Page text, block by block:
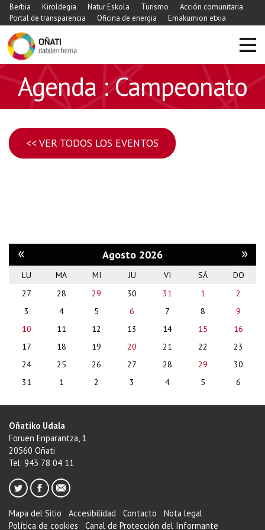
Berbia Kiroldegia Natur Eskola Turismo
Acción comunitaria
Portal de transparencia
Oficina de energia Emakumion etxia
Agenda : Campeonato
<< VER TODOS LOS EVENTOS
« Agosto 2026 »
month-
LU MA MI JU VI SÁ
DO
27
28 29 30 31 1
2
3
4 5 6 7 8
9
10
11 12 13 14 15
16
17
18 19 20 21 22
23
24
25 26 27 28 29
30
31
1 2 3 4 5 6
Oñatiko Udala
Foruen Enparantza, 1
20560 Oñati
Tel: 943 78 04 11
Mapa del Sitio Accesibilidad Contacto
Nota legal
Política de cookies
Canal de Protección del Informante